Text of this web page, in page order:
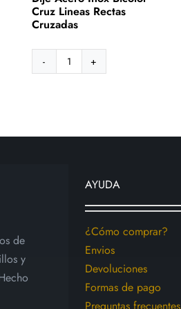
Cruz Lineas Rectas
Cruzadas
Dije
Cruzadas
de
y
AYUDA
¿Cómo comprar?
Envios
Devoluciones
Formas de pago